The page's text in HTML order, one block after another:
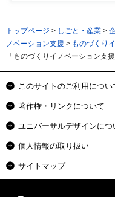
トップページ > しごと・産業 >
ノベーション支援 > ものづくり
「ものづくりイノベーション支
このサイトのご利用につい
著作権・リンクについて
ユニバーサルデザインにつ
個人情報の取り扱い
サイトマップ